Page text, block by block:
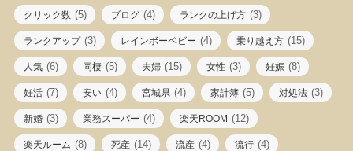
クリック数 (5) ブログ (4) ランクの上げ方 (3)
ランクアップ(3) レインボーベビー (4) 乗り越え方 (15)
人気 (6) 同棲 (5) 夫婦 (15) 女性 (3) 妊娠 (8)
妊活 (7) 安い (4) 宮城県 (4) 家計簿 (5) 対処法 (3)
新婚 (3) 業務スーパー (4) 楽天ROOM (12)
楽天ルーム (8) 死産 (14) 流産 (4) 流行 (4)